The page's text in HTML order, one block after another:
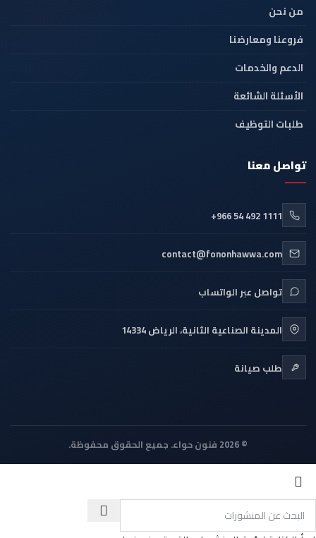
من نحن
فروعنا ومعارضنا
الدعم والخدمات
الأسئلة الشائعة
طلبات التوظيف
تواصل معنا
+966 54 492 1111
contact@fononhawwa.com
تواصل عبر الواتساب
المدينة الصناعية الثانية، الرياض 14334
طلب صيانة
© 2026 فنون حواء. جميع الحقوق محفوظة.